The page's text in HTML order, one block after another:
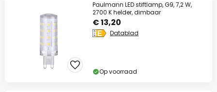
Paulmann LED stiftlamp, G9, 7,2 W,
2700 K helder, dimbaar
€ 13,20
Datablad
Op voorraad